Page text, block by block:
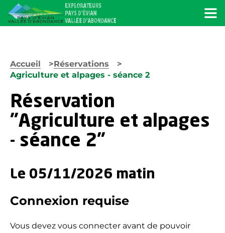
Accueil
Réservations
Agriculture et alpages - séance 2
Réservation
"Agriculture et alpages
- séance 2"
Le 05/11/2026 matin
Connexion requise
Vous devez vous connecter avant de pouvoir